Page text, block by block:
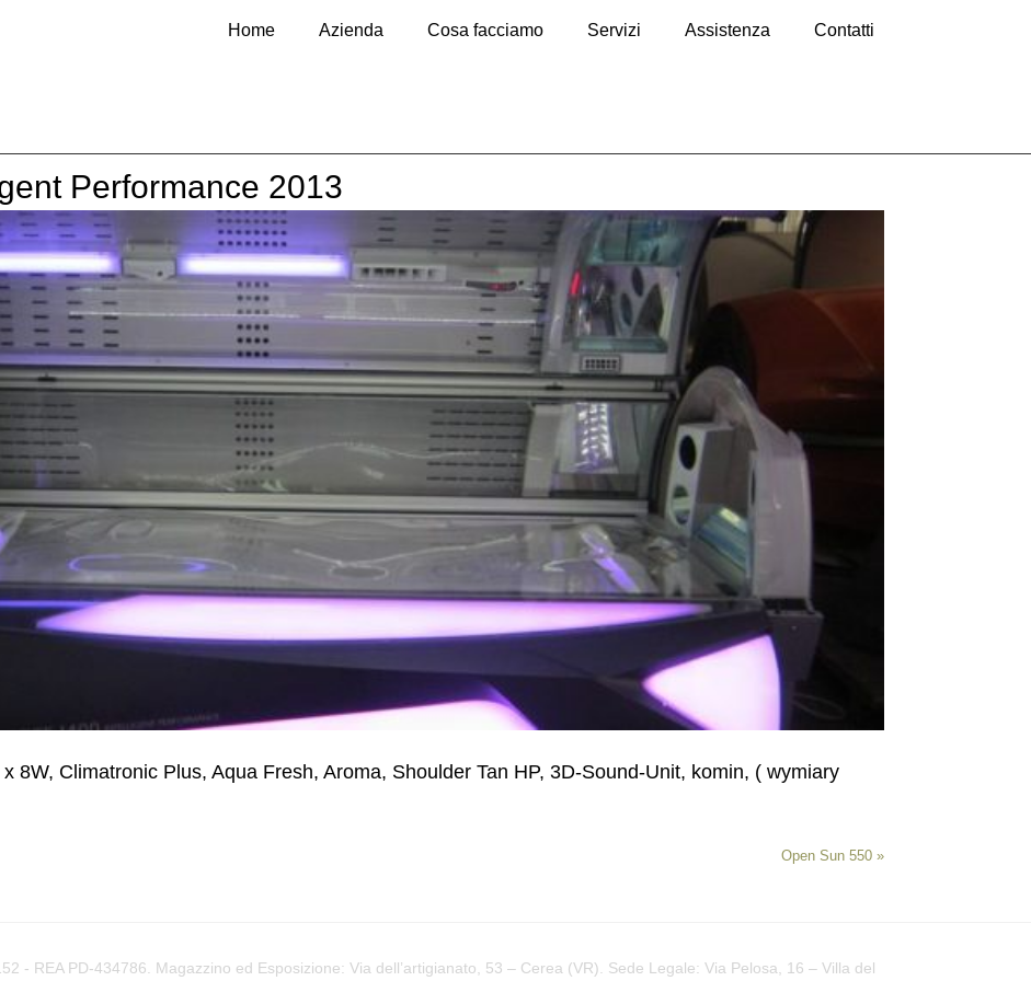
Home Azienda Cosa facciamo Servizi Assistenza Contatti
Performance 2013
8W, Climatronic Plus, Aqua Fresh, Aroma, Shoulder Tan HP, 3D-Sound-Unit, komin, ( wymiary
Open Sun 550 »
- REA PD-434786. Magazzino ed Esposizione: Via dell’artigianato, 53 – Cerea (VR). Sede Legale: Via Pelosa, 16 – Villa del